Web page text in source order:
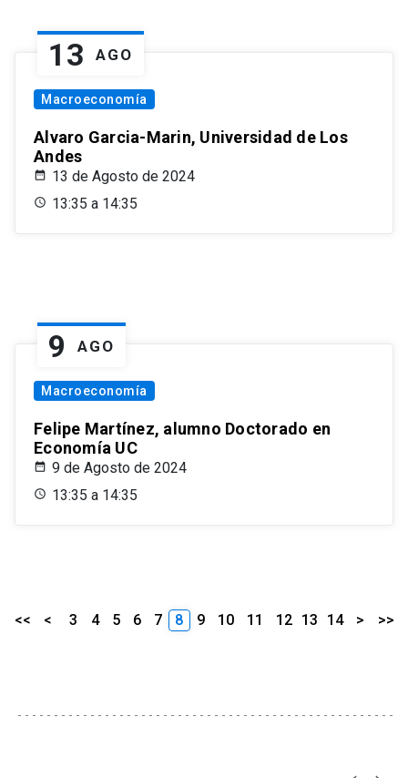
13 AGO
Macroeconomía
Alvaro Garcia-Marin, Universidad de Los
Andes
13 de Agosto de 2024
13:35 a 14:35
9 AGO
Macroeconomía
Felipe Martínez, alumno Doctorado en
Economía UC
9 de Agosto de 2024
13:35 a 14:35
<< < 3 4 5 6 7 8 9 10 11 12 13 14 > >>